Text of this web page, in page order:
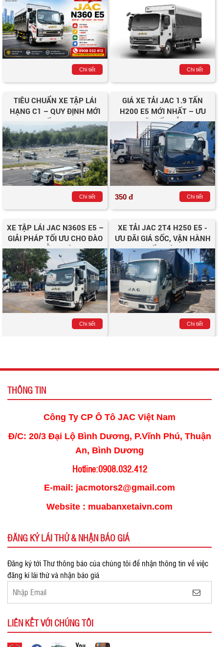
Chi tiết Chi tiết
TIÊU CHUẨN XE TẬP LÁI
HẠNG C1 – QUY ĐỊNH MỚI
NHẤT 2025
Chi tiết
GIÁ XE TẢI JAC 1.9 TẤN
H200 E5 MỚI NHẤT – ƯU
ĐÃI HẤP DẪN
350 đ Chi tiết
XE TẬP LÁI JAC N360S E5 –
GIẢI PHÁP TỐI ƯU CHO ĐÀO
TẠO BẰNG LÁI C1
Chi tiết
XE TẢI JAC 2T4 H250 E5 -
ƯU ĐÃI GIÁ SỐC, VẬN HÀNH
TIẾT KIỆM
Chi tiết
THÔNG TIN
Công Ty CP Ô Tô JAC Việt Nam
Đ/C: 20/3 Đại Lộ Bình Dương, P.Vĩnh Phú, Thuận
An, Bình Dương
Hotline:0908.032.412
E-mail: jacmotors2@gmail.com
Website : muabanxetaivn.com
ĐĂNG KÝ LÁI THỬ & NHẬN BÁO GIÁ
Đăng ký tới Thư thông báo của chúng tôi để nhận thông tin về việc
đăng kí lái thử và nhận báo giá
LIÊN KẾT VỚI CHÚNG TÔI